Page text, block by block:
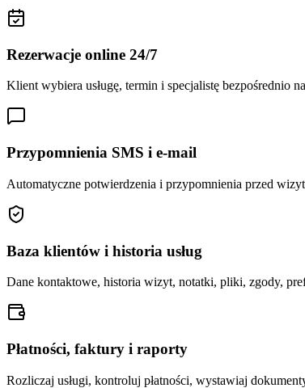
Rezerwacje online 24/7
Klient wybiera usługę, termin i specjalistę bezpośrednio
Przypomnienia SMS i e-mail
Automatyczne potwierdzenia i przypomnienia przed
Baza klientów i historia usług
Dane kontaktowe, historia wizyt, notatki, pliki, zgody,
Płatności, faktury i raporty
Rozliczaj usługi, kontroluj płatności, wystawiaj